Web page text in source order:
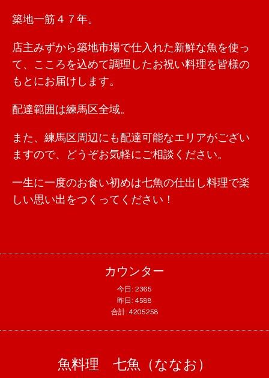
築地一筋４７年。
店主みずから築地市場で仕入れた新鮮な魚を使っ
て、こころを込めて調理したお祝い料理を皆様の
もとにお届けします。
配達範囲は練馬区全域。
また、練馬区周辺にも配達可能なエリアがござい
ますので、どうぞお気軽にご相談ください。
一生に一度のお食い初めは七魚の仕出し料理で楽
しい思い出をつくってください！
カウンター
今日: 2365
昨日: 4588
合計: 4205258
魚料理 七魚（ななお）